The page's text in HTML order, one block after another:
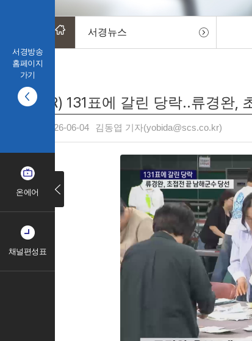
서경방송
홈페이지
가기
온에어
채널편성표
서경뉴스
(R) 131표에 갈린 당락..류경완,
2026-06-04 김동엽 기자(yobida@scs.co.kr)